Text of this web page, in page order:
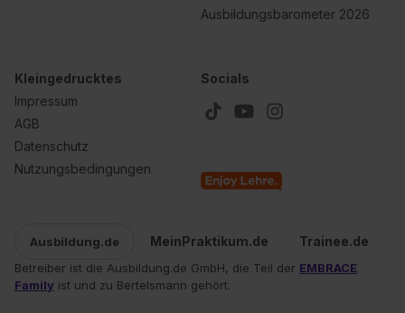
Ausbildungsbarometer 2026
Kleingedrucktes
Impressum
AGB
Datenschutz
Nutzungsbedingungen
Socials
Ausbildung.de MeinPraktikum.de Trainee.de
Betreiber ist die Ausbildung.de GmbH, die Teil der EMBRACE
Family ist und zu Bertelsmann gehört.